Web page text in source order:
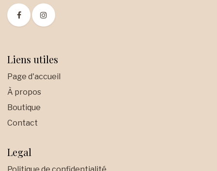
Liens utiles
Page d'accueil
À propos
Boutique
Contact
Legal